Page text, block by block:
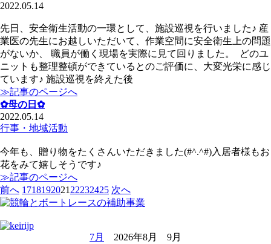
2022.05.14
先日、安全衛生活動の一環として、施設巡視を行いました♪ 産
業医の先生にお越しいただいて、作業空間に安全衛生上の問題
がないか、 職員が働く現場を実際に見て回りました。 どのユ
ニットも整理整頓ができているとのご評価に、大変光栄に感じ
ています♪ 施設巡視を終えた後
≫記事のページへ
✿母の日✿
2022.05.14
行事・地域活動
今年も、贈り物をたくさんいただきました(#^.^#)入居者様もお
花をみて嬉しそうです♪
≫記事のページへ
前へ 1718192021 22232425 次へ
7月
2026年8月 9月